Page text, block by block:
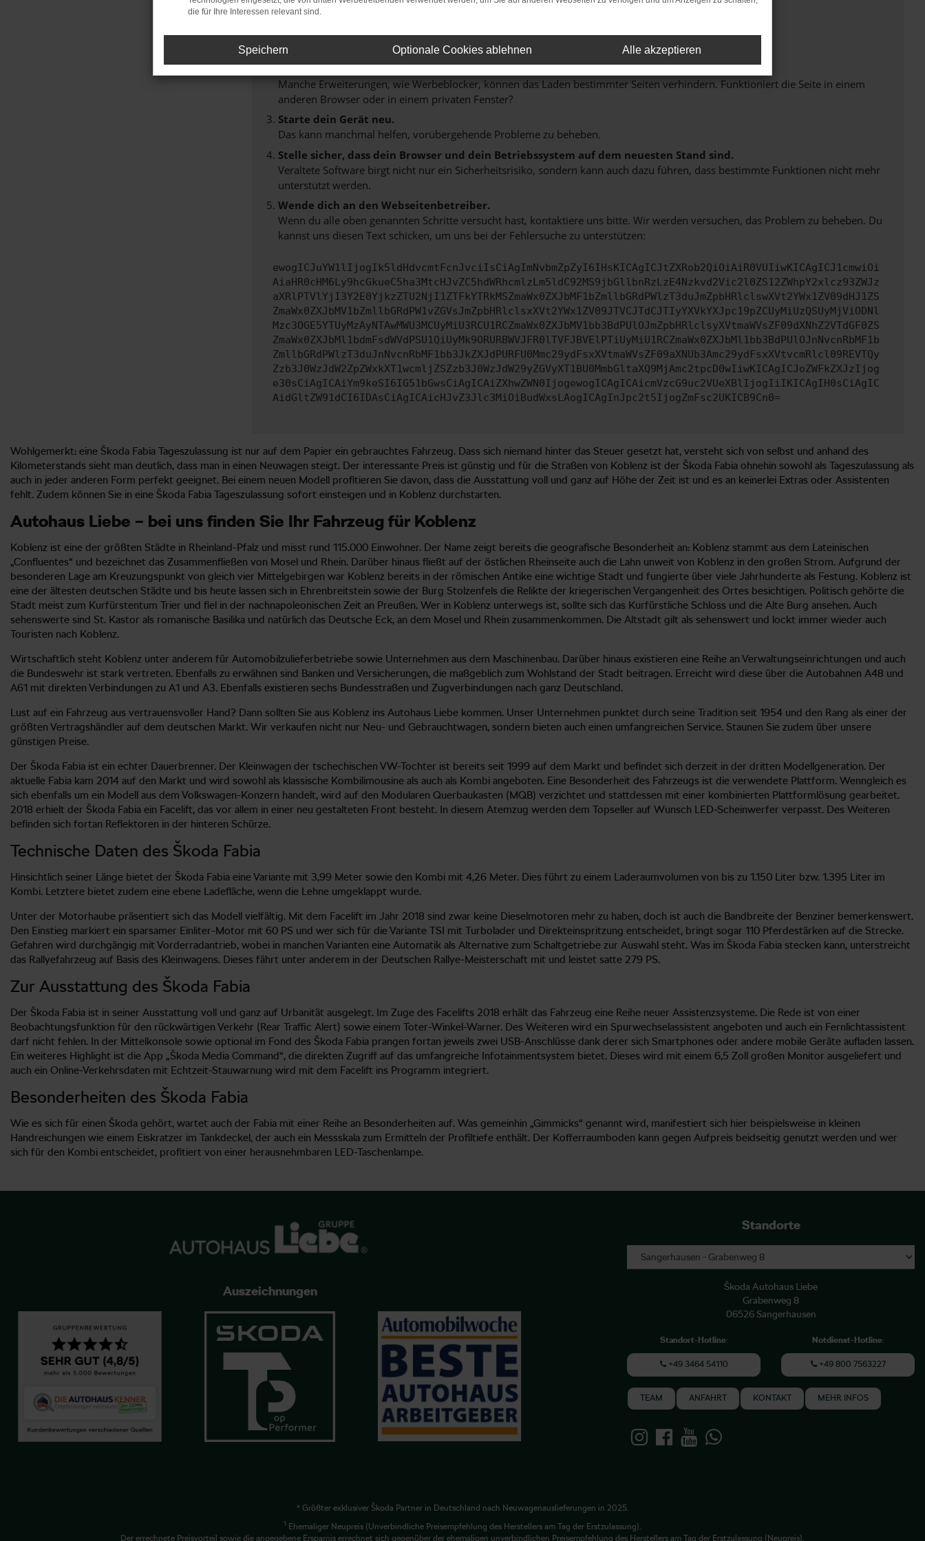
Hier sind ein paar Tipps, die dir helfen können:
Überprüfe deine Firewall und deine Internetverbindung.
Laden andere Webseiten, zum Beispiel deine Suchmaschine?
Prüfe deine Browsererweiterungen.
Manche Erweiterungen, wie Werbeblocker, können das Laden bestimmter Seiten verhindern. Funktioniert die Seite in einem
anderen Browser oder in einem privaten Fenster?
Starte dein Gerät neu.
Das kann manchmal helfen, vorübergehende Probleme zu beheben.
Stelle sicher, dass dein Browser und dein Betriebssystem auf dem neuesten Stand sind.
Veraltete Software birgt nicht nur ein Sicherheitsrisiko, sondern kann auch dazu führen, dass bestimmte Funktionen nicht mehr
unterstützt werden.
Wende dich an den Webseitenbetreiber.
Wenn du alle oben genannten Schritte versucht hast, kontaktiere uns bitte. Wir werden versuchen, das Problem zu beheben. Du
kannst uns diesen Text schicken, um uns bei der Fehlersuche zu unterstützen:
ewogICJuYW1lIjogIk5ldHdvcmtFcnJvciIsCiAgImNvbmZpZyI6IHsKICAgICJtZXRob2QiOiAiR0VUIiwKICAgICJ1cmwiOi
AiaHR0cHM6Ly9hcGkueC5ha3MtcHJvZC5hdWRhcmlzLm5ldC92MS9jbGllbnRzLzE4Nzkvd2Vic2l0ZS12ZWhpY2xlcz93ZWJz
aXRlPTVlYjI3Y2E0YjkzZTU2NjI1ZTFkYTRkMSZmaWx0ZXJbMF1bZmllbGRdPWlzT3duJmZpbHRlclswXVt2YWx1ZV09dHJ1ZS
ZmaWx0ZXJbMV1bZmllbGRdPW1vZGVsJmZpbHRlclsxXVt2YWx1ZV09JTVCJTdCJTIyYXVkYXJpc19pZCUyMiUzQSUyMjViODNl
Mzc3OGE5YTUyMzAyNTAwMWU3MCUyMiU3RCU1RCZmaWx0ZXJbMV1bb3BdPUlOJmZpbHRlclsyXVtmaWVsZF09dXNhZ2VTdGF0ZS
ZmaWx0ZXJbMl1bdmFsdWVdPSU1QiUyMk9ORURBWVJFR0lTVFJBVElPTiUyMiU1RCZmaWx0ZXJbMl1bb3BdPUlOJnNvcnRbMF1b
ZmllbGRdPWlzT3duJnNvcnRbMF1bb3JkZXJdPURFU0Mmc29ydFsxXVtmaWVsZF09aXNUb3Amc29ydFsxXVtvcmRlcl09REVTQy
Zzb3J0WzJdW2ZpZWxkXT1wcmljZSZzb3J0WzJdW29yZGVyXT1BU0MmbGltaXQ9MjAmc2tpcD0wIiwKICAgICJoZWFkZXJzIjog
e30sCiAgICAiYm9keSI6IG51bGwsCiAgICAiZXhwZWN0IjogewogICAgICAicmVzcG9uc2VUeXBlIjogIiIKICAgIH0sCiAgIC
AidGltZW91dCI6IDAsCiAgICAicHJvZ3Jlc3MiOiBudWxsLAogICAgInJpc2t5IjogZmFsc2UKICB9Cn0=
Wohlgemerkt: eine Škoda Fabia Tageszulassung ist nur auf dem Papier ein gebrauchtes Fahrzeug. Dass sich niemand hinter das Steuer gesetzt hat, versteht sich von selbst und anhand des
Kilometerstands sieht man deutlich, dass man in einen Neuwagen steigt. Der interessante Preis ist günstig und für die Straßen von Koblenz ist der Škoda Fabia ohnehin sowohl als Tageszulassung als
auch in jeder anderen Form perfekt geeignet. Bei einem neuen Modell profitieren Sie davon, dass die Ausstattung voll und ganz auf Höhe der Zeit ist und es an keinerlei Extras oder Assistenten
fehlt. Zudem können Sie in eine Škoda Fabia Tageszulassung sofort einsteigen und in Koblenz durchstarten.
Autohaus Liebe – bei uns finden Sie Ihr Fahrzeug für Koblenz
Koblenz ist eine der größten Städte in Rheinland-Pfalz und misst rund 115.000 Einwohner. Der Name zeigt bereits die geografische Besonderheit an: Koblenz stammt aus dem Lateinischen
„Confluentes“ und bezeichnet das Zusammenfließen von Mosel und Rhein. Darüber hinaus fließt auf der östlichen Rheinseite auch die Lahn unweit von Koblenz in den großen Strom. Aufgrund der
besonderen Lage am Kreuzungspunkt von gleich vier Mittelgebirgen war Koblenz bereits in der römischen Antike eine wichtige Stadt und fungierte über viele Jahrhunderte als Festung. Koblenz ist
eine der ältesten deutschen Städte und bis heute lassen sich in Ehrenbreitstein sowie der Burg Stolzenfels die Relikte der kriegerischen Vergangenheit des Ortes besichtigen. Politisch gehörte die
Stadt meist zum Kurfürstentum Trier und fiel in der nachnapoleonischen Zeit an Preußen. Wer in Koblenz unterwegs ist, sollte sich das Kurfürstliche Schloss und die Alte Burg ansehen. Auch
sehenswerte sind St. Kastor als romanische Basilika und natürlich das Deutsche Eck, an dem Mosel und Rhein zusammenkommen. Die Altstadt gilt als sehenswert und lockt immer wieder auch
Touristen nach Koblenz.
Wirtschaftlich steht Koblenz unter anderem für Automobilzulieferbetriebe sowie Unternehmen aus dem Maschinenbau. Darüber hinaus existieren eine Reihe an Verwaltungseinrichtungen und auch
die Bundeswehr ist stark vertreten. Ebenfalls zu erwähnen sind Banken und Versicherungen, die maßgeblich zum Wohlstand der Stadt beitragen. Erreicht wird diese über die Autobahnen A48 und
A61 mit direkten Verbindungen zu A1 und A3. Ebenfalls existieren sechs Bundesstraßen und Zugverbindungen nach ganz Deutschland.
Lust auf ein Fahrzeug aus vertrauensvoller Hand? Dann sollten Sie aus Koblenz ins Autohaus Liebe kommen. Unser Unternehmen punktet durch seine Tradition seit 1954 und den Rang als einer der
größten Vertragshändler auf dem deutschen Markt. Wir verkaufen nicht nur Neu- und Gebrauchtwagen, sondern bieten auch einen umfangreichen Service. Staunen Sie zudem über unsere
günstigen Preise.
Der Škoda Fabia ist ein echter Dauerbrenner. Der Kleinwagen der tschechischen VW-Tochter ist bereits seit 1999 auf dem Markt und befindet sich derzeit in der dritten Modellgeneration. Der
aktuelle Fabia kam 2014 auf den Markt und wird sowohl als klassische Kombilimousine als auch als Kombi angeboten. Eine Besonderheit des Fahrzeugs ist die verwendete Plattform. Wenngleich es
sich ebenfalls um ein Modell aus dem Volkswagen-Konzern handelt, wird auf den Modularen Querbaukasten (MQB) verzichtet und stattdessen mit einer kombinierten Plattformlösung gearbeitet.
2018 erhielt der Škoda Fabia ein Facelift, das vor allem in einer neu gestalteten Front besteht. In diesem Atemzug werden dem Topseller auf Wunsch LED-Scheinwerfer verpasst. Des Weiteren
befinden sich fortan Reflektoren in der hinteren Schürze.
Technische Daten des Škoda Fabia
Hinsichtlich seiner Länge bietet der Škoda Fabia eine Variante mit 3,99 Meter sowie den Kombi mit 4,26 Meter. Dies führt zu einem Laderaumvolumen von bis zu 1.150 Liter bzw. 1.395 Liter im
Kombi. Letztere bietet zudem eine ebene Ladefläche, wenn die Lehne umgeklappt wurde.
Unter der Motorhaube präsentiert sich das Modell vielfältig. Mit dem Facelift im Jahr 2018 sind zwar keine Dieselmotoren mehr zu haben, doch ist auch die Bandbreite der Benziner bemerkenswert.
Den Einstieg markiert ein sparsamer Einliter-Motor mit 60 PS und wer sich für die Variante TSI mit Turbolader und Direkteinspritzung entscheidet, bringt sogar 110 Pferdestärken auf die Strecke.
Gefahren wird durchgängig mit Vorderradantrieb, wobei in manchen Varianten eine Automatik als Alternative zum Schaltgetriebe zur Auswahl steht. Was im Škoda Fabia stecken kann, unterstreicht
das Rallyefahrzeug auf Basis des Kleinwagens. Dieses fährt unter anderem in der Deutschen Rallye-Meisterschaft mit und leistet satte 279 PS.
Zur Ausstattung des Škoda Fabia
Der Škoda Fabia ist in seiner Ausstattung voll und ganz auf Urbanität ausgelegt. Im Zuge des Facelifts 2018 erhält das Fahrzeug eine Reihe neuer Assistenzsysteme. Die Rede ist von einer
Beobachtungsfunktion für den rückwärtigen Verkehr (Rear Traffic Alert) sowie einem Toter-Winkel-Warner. Des Weiteren wird ein Spurwechselassistent angeboten und auch ein Fernlichtassistent
darf nicht fehlen. In der Mittelkonsole sowie optional im Fond des Škoda Fabia prangen fortan jeweils zwei USB-Anschlüsse dank derer sich Smartphones oder andere mobile Geräte aufladen lassen.
Ein weiteres Highlight ist die App „Škoda Media Command“, die direkten Zugriff auf das umfangreiche Infotainmentsystem bietet. Dieses wird mit einem 6,5 Zoll großen Monitor ausgeliefert und
auch ein Online-Verkehrsdaten mit Echtzeit-Stauwarnung wird mit dem Facelift ins Programm integriert.
Besonderheiten des Škoda Fabia
Wie es sich für einen Škoda gehört, wartet auch der Fabia mit einer Reihe an Besonderheiten auf. Was gemeinhin „Gimmicks“ genannt wird, manifestiert sich hier beispielsweise in kleinen
Handreichungen wie einem Eiskratzer im Tankdeckel, der auch ein Messskala zum Ermitteln der Profiltiefe enthält. Der Kofferraumboden kann gegen Aufpreis beidseitig genutzt werden und wer
sich für den Kombi entscheidet, profitiert von einer herausnehmbaren LED-Taschenlampe.
Auszeichnungen
Standorte
Škoda Autohaus Liebe
Grabenweg 8
06526 Sangerhausen
Standort-Hotline:
+49 3464 54110
Notdienst-Hotline:
+49 800 7563227
TEAM ANFAHRT KONTAKT MEHR INFOS
* Größter exklusiver Škoda Partner in Deutschland nach Neuwagenauslieferungen in 2025.
1 Ehemaliger Neupreis (Unverbindliche Preisempfehlung des Herstellers am Tag der Erstzulassung).
Der errechnete Preisvorteil sowie die angegebene Ersparnis errechnet sich gegenüber der ehemaligen unverbindlichen Preisempfehlung des Herstellers am Tag der Erstzulassung (Neupreis).
die für Ihre Interessen relevant sind.
Speichern Optionale Cookies ablehnen Alle akzeptieren